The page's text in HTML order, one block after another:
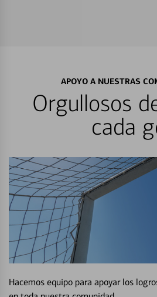
APOYO A NUESTRAS
Orgullosos
cada
Hacemos equipo para apoyar los